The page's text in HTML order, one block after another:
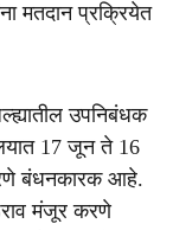
मतदान प्रक्रियेत
उपनिबंधक
17 जून ते 16
बंधनकारक आहे.
मंजूर करणे